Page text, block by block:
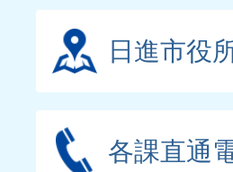
日進市役
各課直通